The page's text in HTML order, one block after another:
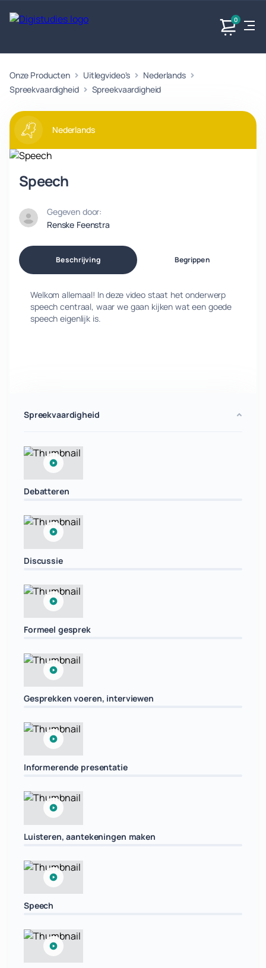
0
Exacte
vakken
Geen
vakken.
Taalvakken
Geen
vakken.
Maatschappijvakken
Geen vakken.
Onze Producten Uitlegvideo's
Nederlands
Spreekvaardigheid
Spreekvaardigheid
Nederlands
Speech
Gegeven door:
Renske Feenstra
Beschrijving Begrippen
Welkom allemaal! In deze video staat het onderwerp
speech centraal, waar we gaan kijken wat een goede
speech eigenlijk is.
Spreekvaardigheid
Debatteren
Discussie
Formeel gesprek
Gesprekken voeren, interviewen
Informerende presentatie
Luisteren, aantekeningen maken
Speech